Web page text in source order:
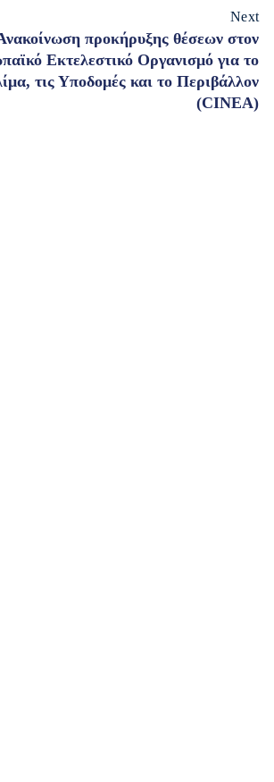
Next
προκήρυξης θέσεων στον
Εκτελεστικό Οργανισμό για το
τις Υποδομές και το Περιβάλλον
(CINEA)